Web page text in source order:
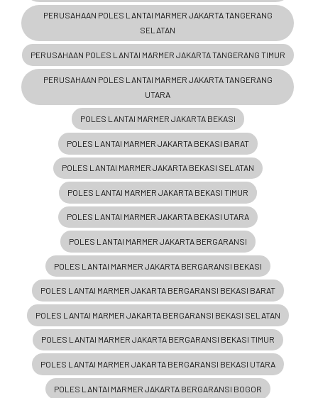
PERUSAHAAN POLES LANTAI MARMER JAKARTA TANGERANG
SELATAN
PERUSAHAAN POLES LANTAI MARMER JAKARTA TANGERANG TIMUR
PERUSAHAAN POLES LANTAI MARMER JAKARTA TANGERANG
UTARA
POLES LANTAI MARMER JAKARTA BEKASI
POLES LANTAI MARMER JAKARTA BEKASI BARAT
POLES LANTAI MARMER JAKARTA BEKASI SELATAN
POLES LANTAI MARMER JAKARTA BEKASI TIMUR
POLES LANTAI MARMER JAKARTA BEKASI UTARA
POLES LANTAI MARMER JAKARTA BERGARANSI
POLES LANTAI MARMER JAKARTA BERGARANSI BEKASI
POLES LANTAI MARMER JAKARTA BERGARANSI BEKASI BARAT
POLES LANTAI MARMER JAKARTA BERGARANSI BEKASI SELATAN
POLES LANTAI MARMER JAKARTA BERGARANSI BEKASI TIMUR
POLES LANTAI MARMER JAKARTA BERGARANSI BEKASI UTARA
POLES LANTAI MARMER JAKARTA BERGARANSI BOGOR